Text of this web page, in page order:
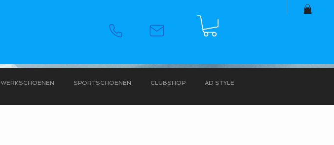
WERKSCHOENEN SPORTSCHOENEN CLUBSHOP AD STYLE